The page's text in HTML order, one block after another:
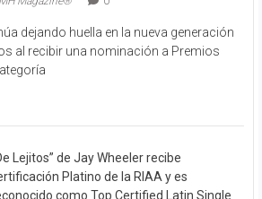
dejando huella en la nueva generación
al recibir una nominación a Premios
Lejitos” de Jay Wheeler recibe
Platino de la RIAA y es
como Top Certified Latin Single